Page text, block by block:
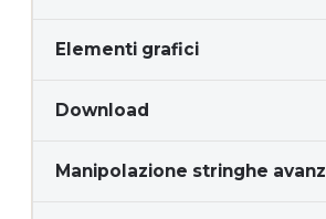
Elementi grafici
Download
Manipolazione stringhe